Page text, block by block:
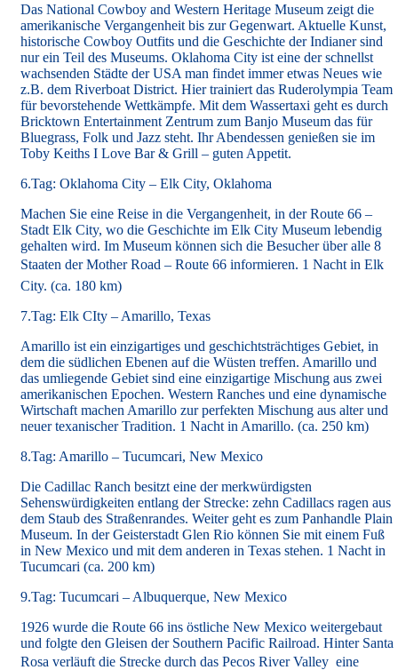
Das National Cowboy and Western Heritage Museum zeigt die
amerikanische Vergangenheit bis zur Gegenwart. Aktuelle Kunst,
historische Cowboy Outfits und die Geschichte der Indianer sind
nur ein Teil des Museums. Oklahoma City ist eine der schnellst
wachsenden Städte der USA man findet immer etwas Neues wie
z.B. dem Riverboat District. Hier trainiert das Ruderolympia Team
für bevorstehende Wettkämpfe. Mit dem Wassertaxi geht es durch
Bricktown Entertainment Zentrum zum Banjo Museum das für
Bluegrass, Folk und Jazz steht. Ihr Abendessen genießen sie im
Toby Keiths I Love Bar & Grill – guten Appetit.
6.Tag: Oklahoma City – Elk City, Oklahoma
Machen Sie eine Reise in die Vergangenheit, in der Route 66 –
Stadt Elk City, wo die Geschichte im Elk City Museum lebendig
gehalten wird. Im Museum können sich die Besucher über alle 8
Staaten der Mother Road – Route 66 informieren. 1 Nacht in Elk
City. (ca. 180 km)
7.Tag: Elk CIty – Amarillo, Texas
Amarillo ist ein einzigartiges und geschichtsträchtiges Gebiet, in
dem die südlichen Ebenen auf die Wüsten treffen. Amarillo und
das umliegende Gebiet sind eine einzigartige Mischung aus zwei
amerikanischen Epochen. Western Ranches und eine dynamische
Wirtschaft machen Amarillo zur perfekten Mischung aus alter und
neuer texanischer Tradition. 1 Nacht in Amarillo. (ca. 250 km)
8.Tag: Amarillo – Tucumcari, New Mexico
Die Cadillac Ranch besitzt eine der merkwürdigsten
Sehenswürdigkeiten entlang der Strecke: zehn Cadillacs ragen aus
dem Staub des Straßenrandes. Weiter geht es zum Panhandle Plain
Museum. In der Geisterstadt Glen Rio können Sie mit einem Fuß
in New Mexico und mit dem anderen in Texas stehen. 1 Nacht in
Tucumcari (ca. 200 km)
9.Tag: Tucumcari – Albuquerque, New Mexico
1926 wurde die Route 66 ins östliche New Mexico weitergebaut
und folgte den Gleisen der Southern Pacific Railroad. Hinter Santa
Rosa verläuft die Strecke durch das Pecos River Valley  eine